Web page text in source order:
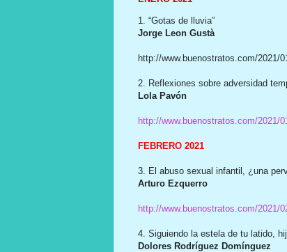
1. “Gotas de lluvia”
Jorge Leon Gustà
http://www.buenostratos.com/2021/
2. Reflexiones sobre adversidad
Lola Pavón
http://www.buenostratos.com/2021/
FEBRERO 2021
3. El abuso sexual infantil, ¿una
Arturo Ezquerro
http://www.buenostratos.com/2021/
4. Siguiendo la estela de tu latido,
Dolores Rodríguez Domínguez